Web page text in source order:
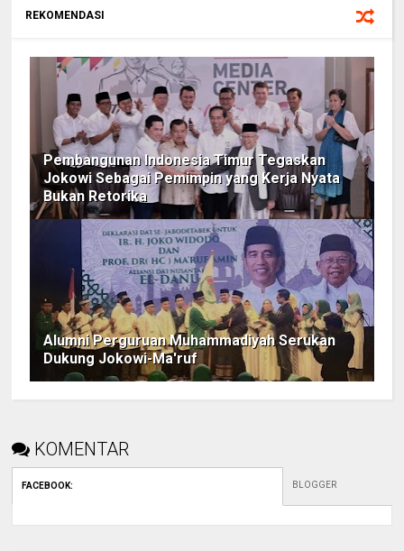
REKOMENDASI
Pembangunan Indonesia Timur Tegaskan
Jokowi Sebagai Pemimpin yang Kerja Nyata
Bukan Retorika
Alumni Perguruan Muhammadiyah Serukan
Dukung Jokowi-Ma'ruf
KOMENTAR
FACEBOOK: BLOGGER